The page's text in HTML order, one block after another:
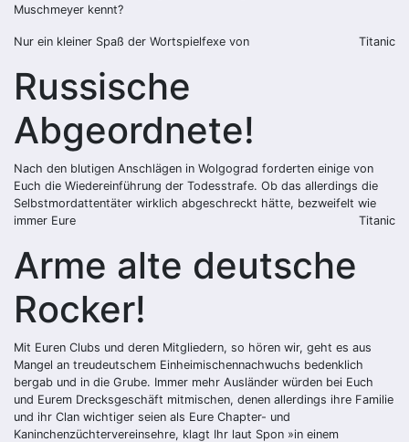
Muschmeyer kennt?
Nur ein kleiner Spaß der Wortspielfexe von Titanic
Russische
Abgeordnete!
Nach den blutigen Anschlägen in Wolgograd forderten einige von
Euch die Wiedereinführung der Todesstrafe. Ob das allerdings die
Selbstmordattentäter wirklich abgeschreckt hätte, bezweifelt wie
immer Eure
Titanic
Arme alte deutsche
Rocker!
Mit Euren Clubs und deren Mitgliedern, so hören wir, geht es aus
Mangel an treudeutschem Einheimischennachwuchs bedenklich
bergab und in die Grube. Immer mehr Ausländer würden bei Euch
und Eurem Drecksgeschäft mitmischen, denen allerdings ihre Familie
und ihr Clan wichtiger seien als Eure Chapter- und
Kaninchenzüchtervereinsehre, klagt Ihr laut Spon »in einem